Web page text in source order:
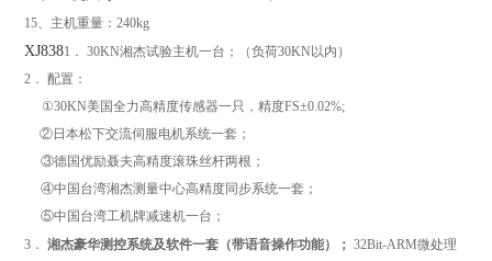
15、主机重量：240kg
XJ8381．30KN湘杰试验主机一台；（负荷30KN以内）
2． 配置：
①30KN美国全力高精度传感器一只，精度FS±0.02%;
②日本松下交流伺服电机系统一套；
③德国优励聂夫高精度滚珠丝杆两根；
④中国台湾湘杰测量中心高精度同步系统一套；
⑤中国台湾工机牌减速机一台；
3．湘杰豪华测控系统及软件一套（带语音操作功能）；32Bit-ARM微处理